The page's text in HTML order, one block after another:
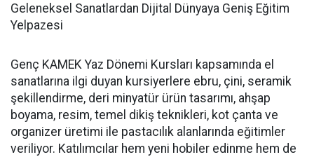
Geleneksel Sanatlardan Dijital Dünyaya Geniş Eğitim
Yelpazesi
Genç KAMEK Yaz Dönemi Kursları kapsamında el
sanatlarına ilgi duyan kursiyerlere ebru, çini, seramik
şekillendirme, deri minyatür ürün tasarımı, ahşap
boyama, resim, temel dikiş teknikleri, kot çanta ve
organizer üretimi ile pastacılık alanlarında eğitimler
veriliyor. Katılımcılar hem yeni hobiler edinme hem de